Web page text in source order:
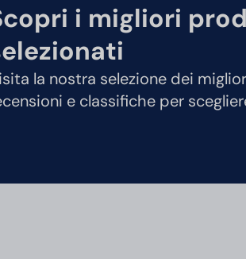
i migliori
la nostra selezione dei
e classifiche per